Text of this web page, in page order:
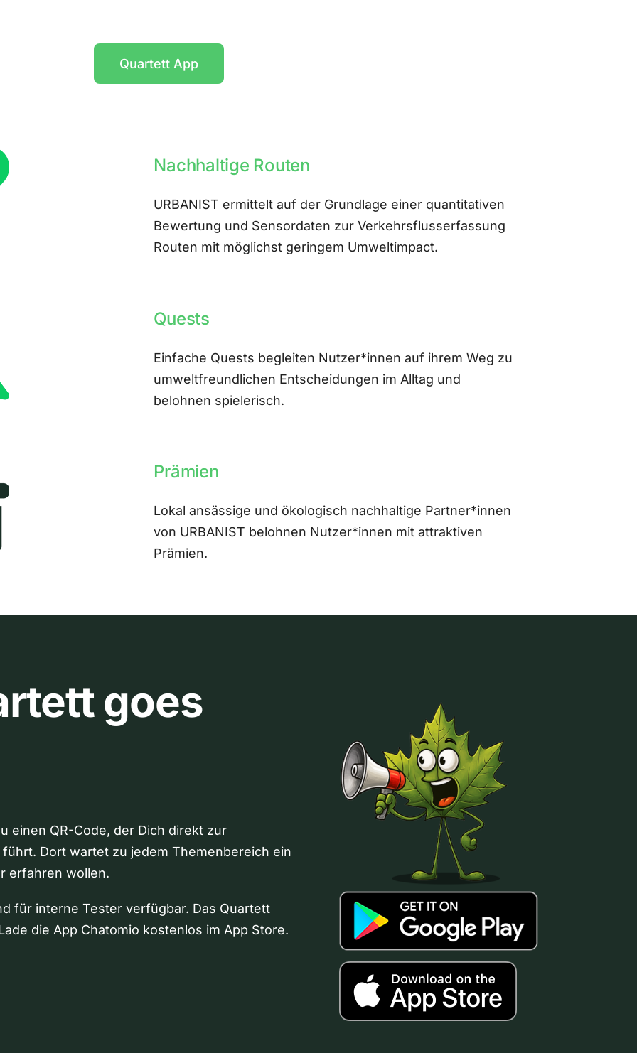
Quartett App
Nachhaltige Routen
URBANIST ermittelt auf der Grundlage einer quantitativen
Bewertung und Sensordaten zur Verkehrsflusserfassung
Routen mit möglichst geringem Umweltimpact.
Quests
Einfache Quests begleiten Nutzer*innen auf ihrem Weg zu
umweltfreundlichen Entscheidungen im Alltag und
belohnen spielerisch.
Prämien
Lokal ansässige und ökologisch nachhaltige Partner*innen
von URBANIST belohnen Nutzer*innen mit attraktiven
Prämien.
goes
einen QR-Code, der Dich direkt zur
Dort wartet zu jedem Themenbereich ein
erfahren wollen.
für interne Tester verfügbar. Das Quartett
die App Chatomio kostenlos im App Store.